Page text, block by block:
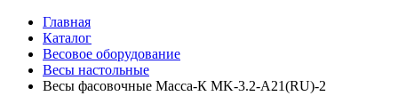
Главная
Каталог
Весовое оборудование
Весы настольные
Весы фасовочные Масса-К MK-3.2-A21(RU)-2